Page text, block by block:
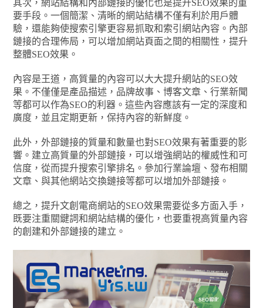
其次，網站結構和內部鏈接的優化也是提升SEO效果的重
要手段。一個簡潔、清晰的網站結構不僅有利於用戶體
驗，還能夠使搜索引擎更容易抓取和索引網站內容。內部
鏈接的合理佈局，可以增加網站頁面之間的相關性，提升
整體SEO效果。
內容是王道，高質量的內容可以大大提升網站的SEO效
果。不僅僅是產品描述，品牌故事、博客文章、行業新聞
等都可以作為SEO的利器。這些內容應該有一定的深度和
廣度，並且定期更新，保持內容的新鮮度。
此外，外部鏈接的質量和數量也對SEO效果有著重要的影
響。建立高質量的外部鏈接，可以增強網站的權威性和可
信度，從而提升搜索引擎排名。參加行業論壇、發布相關
文章、與其他網站交換鏈接等都可以增加外部鏈接。
總之，提升文創電商網站的SEO效果需要從多方面入手，
既要注重關鍵詞和網站結構的優化，也要重視高質量內容
的創建和外部鏈接的建立。